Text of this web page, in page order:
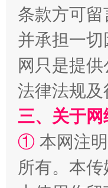
全民健身五年计
阿坝州三大
条款方可
并承担一
网只是提
法律法规
三、关于网
① 本网注
所有。本